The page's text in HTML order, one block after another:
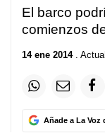
El barco
comienzos
14 ene 2014.
Añade a La Voz